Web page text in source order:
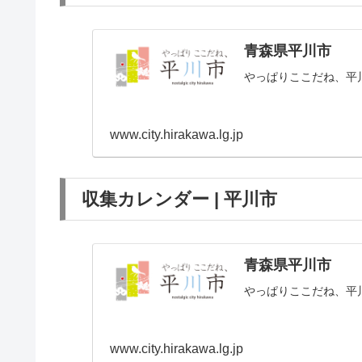
青森県平川市
やっぱりここだね、平
www.city.hirakawa.lg.jp
収集カレンダー | 平川市
青森県平川市
やっぱりここだね、平
www.city.hirakawa.lg.jp